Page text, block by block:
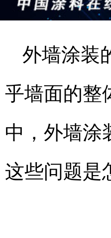
外墙涂装
乎墙面的整
中，外墙涂
这些问题是